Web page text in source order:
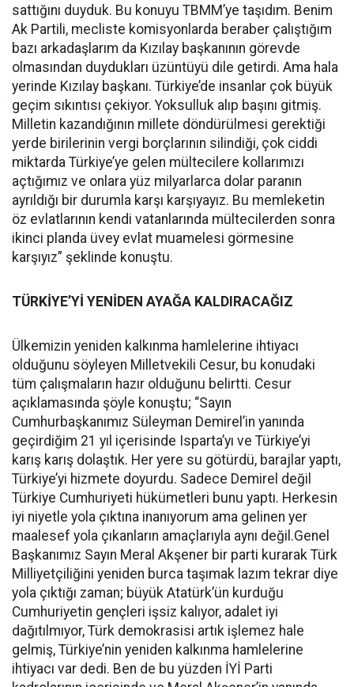
sattığını duyduk. Bu konuyu TBMM’ye taşıdım. Benim
Ak Partili, mecliste komisyonlarda beraber çalıştığım
bazı arkadaşlarım da Kızılay başkanının görevde
olmasından duydukları üzüntüyü dile getirdi. Ama hala
yerinde Kızılay başkanı. Türkiye’de insanlar çok büyük
geçim sıkıntısı çekiyor. Yoksulluk alıp başını gitmiş.
Milletin kazandığının millete döndürülmesi gerektiği
yerde birilerinin vergi borçlarının silindiği, çok ciddi
miktarda Türkiye’ye gelen mültecilere kollarımızı
açtığımız ve onlara yüz milyarlarca dolar paranın
ayrıldığı bir durumla karşı karşıyayız. Bu memleketin
öz evlatlarının kendi vatanlarında mültecilerden sonra
ikinci planda üvey evlat muamelesi görmesine
karşıyız” şeklinde konuştu.
TÜRKİYE’Yİ YENİDEN AYAĞA KALDIRACAĞIZ
Ülkemizin yeniden kalkınma hamlelerine ihtiyacı
olduğunu söyleyen Milletvekili Cesur, bu konudaki
tüm çalışmaların hazır olduğunu belirtti. Cesur
açıklamasında şöyle konuştu; “Sayın
Cumhurbaşkanımız Süleyman Demirel’in yanında
geçirdiğim 21 yıl içerisinde Isparta’yı ve Türkiye’yi
karış karış dolaştık. Her yere su götürdü, barajlar yaptı,
Türkiye’yi hizmete doyurdu. Sadece Demirel değil
Türkiye Cumhuriyeti hükümetleri bunu yaptı. Herkesin
iyi niyetle yola çıktına inanıyorum ama gelinen yer
maalesef yola çıkanların amaçlarıyla aynı değil.Genel
Başkanımız Sayın Meral Akşener bir parti kurarak Türk
Milliyetçiliğini yeniden burca taşımak lazım tekrar diye
yola çıktığı zaman; büyük Atatürk’ün kurduğu
Cumhuriyetin gençleri işsiz kalıyor, adalet iyi
dağıtılmıyor, Türk demokrasisi artık işlemez hale
gelmiş, Türkiye’nin yeniden kalkınma hamlelerine
ihtiyacı var dedi. Ben de bu yüzden İYİ Parti